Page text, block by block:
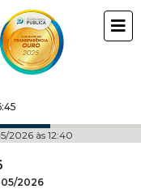
2026 às 12:40
2026